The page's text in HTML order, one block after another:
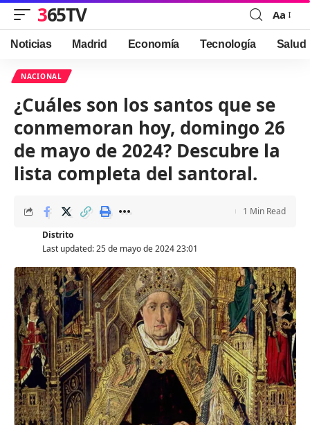
365TV
Font
Resizer
Aa
Noticias Madrid Economía Tecnología Salud
NACIONAL
¿Cuáles son los santos que se
conmemoran hoy, domingo 26
de mayo de 2024? Descubre la
lista completa del santoral.
Last updated: 25 de mayo de 2024 23:01
Distrito
1 Min Read